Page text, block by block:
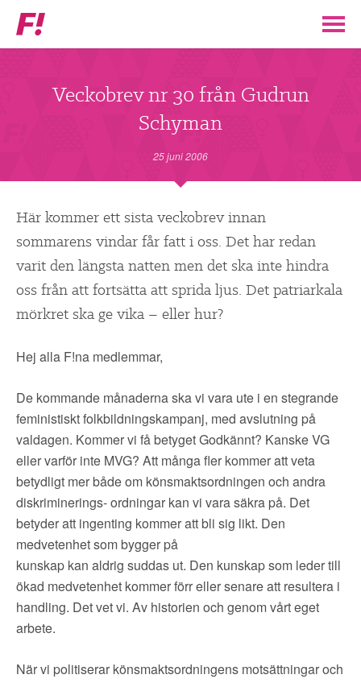
Feministiskt
initiativ
ENGAGERA DIG I F!
ENAD RÖST
PARTILEDARE
OM FI
FÖR MEDLEMMAR ▼
NYHETER
SÖK
Veckobrev nr 30 från Gudrun
Schyman
25 juni 2006
Här kommer ett sista veckobrev innan
sommarens vindar får fatt i oss. Det har redan
varit den längsta natten men det ska inte hindra
oss från att fortsätta att sprida ljus. Det patriarkala
mörkret ska ge vika – eller hur?
Hej alla F!na medlemmar,
De kommande månaderna ska vi vara ute i en stegrande
feministiskt folkbildningskampanj, med avslutning på
valdagen. Kommer vi få betyget Godkännt? Kanske VG
eller varför inte MVG? Att många fler kommer att veta
betydligt mer både om könsmaktsordningen och andra
diskriminerings- ordningar kan vi vara säkra på. Det
betyder att ingenting kommer att bli sig likt. Den
medvetenhet som bygger på
kunskap kan aldrig suddas ut. Den kunskap som leder till
ökad medvetenhet kommer förr eller senare att resultera i
handling. Det vet vi. Av historien och genom vårt eget
arbete.
När vi politiserar könsmaktsordningens motsättningar och